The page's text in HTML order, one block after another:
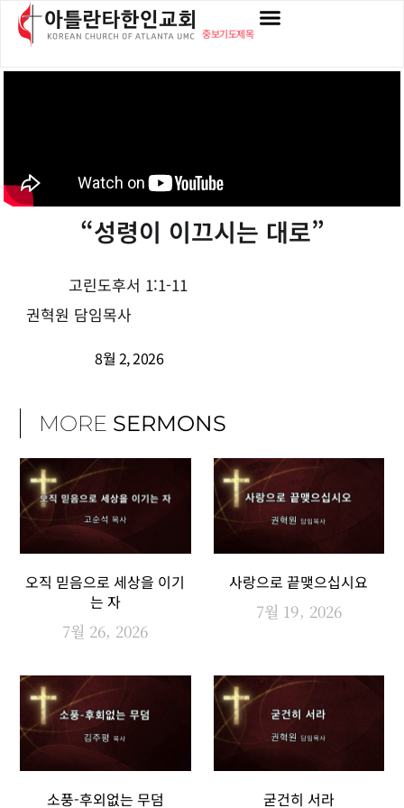
중보기도제목
“성령이 이끄시는 대로”
고린도후서 1:1-11
권혁원 담임목사
8월 2, 2026
MORE SERMONS
오직 믿음으로 세상을 이기
는 자
7월 26, 2026
사랑으로 끝맺으십시요
7월 19, 2026
소풍-후외없는 무덤 굳건히 서라